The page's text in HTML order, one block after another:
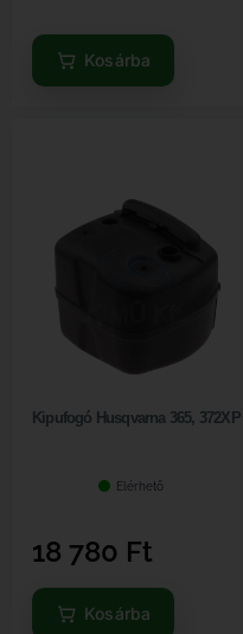
Kosárba
Kipufogó Husqvarna 365, 372XP
Elérhető
18 780 Ft
Kosárba